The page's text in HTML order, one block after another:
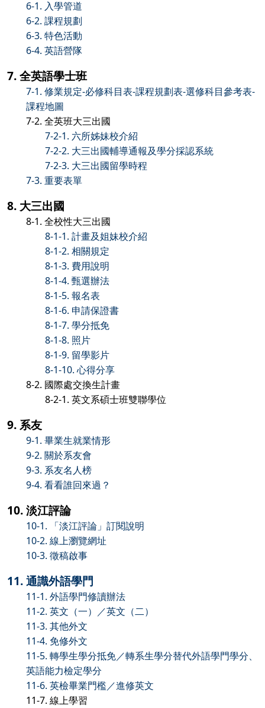
6-1. 入學管道
6-2. 課程規劃
6-3. 特色活動
6-4. 英語營隊
7. 全英語學士班
7-1. 修業規定-必修科目表-課程規劃表-選修科目參考表-
課程地圖
7-2. 全英班大三出國
7-2-1. 六所姊妹校介紹
7-2-2. 大三出國輔導通報及學分採認系統
7-2-3. 大三出國留學時程
7-3. 重要表單
8. 大三出國
8-1. 全校性大三出國
8-1-1. 計畫及姐妹校介紹
8-1-2. 相關規定
8-1-3. 費用說明
8-1-4. 甄選辦法
8-1-5. 報名表
8-1-6. 申請保證書
8-1-7. 學分抵免
8-1-8. 照片
8-1-9. 留學影片
8-1-10. 心得分享
8-2. 國際處交換生計畫
8-2-1. 英文系碩士班雙聯學位
9. 系友
9-1. 畢業生就業情形
9-2. 關於系友會
9-3. 系友名人榜
9-4. 看看誰回來過？
10. 淡江評論
10-1. 「淡江評論」訂閱說明
10-2. 線上瀏覽網址
10-3. 徵稿啟事
11. 通識外語學門
11-1. 外語學門修讀辦法
11-2. 英文（一）／英文（二）
11-3. 其他外文
11-4. 免修外文
11-5. 轉學生學分抵免／轉系生學分替代外語學門學分、
英語能力檢定學分
11-6. 英檢畢業門檻／進修英文
11-7. 線上學習